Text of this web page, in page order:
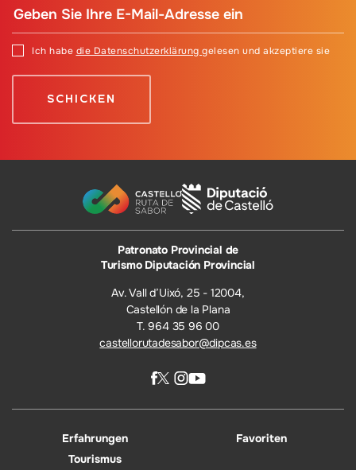
Ich habe die Datenschutzerklärung gelesen und akzeptiere sie
Patronato Provincial de
Turismo Diputación Provincial
Av. Vall d’Uixó, 25 - 12004,
Castellón de la Plana
T. 964 35 96 00
castellorutadesabor@dipcas.es
Erfahrungen
Tourismus
Favoriten